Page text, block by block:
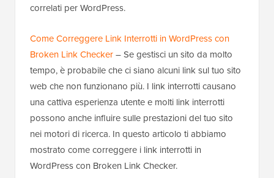
correlati per WordPress.
Come Correggere Link Interrotti in WordPress con
Broken Link Checker– Se gestisci un sito da molto
tempo, è probabile che ci siano alcuni link sul tuo sito
web che non funzionano più. I link interrotti causano
una cattiva esperienza utente e molti link interrotti
possono anche influire sulle prestazioni del tuo sito
nei motori di ricerca. In questo articolo ti abbiamo
mostrato come correggere i link interrotti in
WordPress con Broken Link Checker.